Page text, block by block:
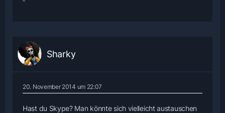
Sharky
20. November 2014 um 22:07
Hast du Skype? Man könnte sich vielleicht austauschen